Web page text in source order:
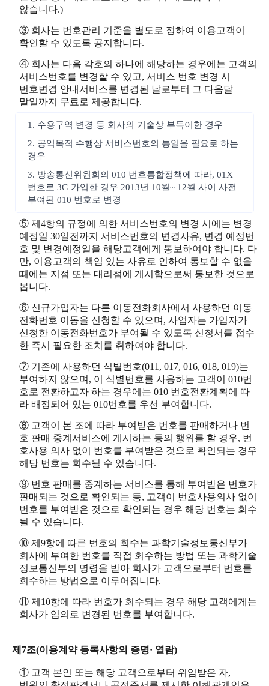
않습니다.)
③ 회사는 번호관리 기준을 별도로 정하여 이용고객이
확인할 수 있도록 공지합니다.
④ 회사는 다음 각호의 하나에 해당하는 경우에는 고객의
서비스번호를 변경할 수 있고, 서비스 번호 변경 시
번호변경 안내서비스를 변경된 날로부터 그 다음달
말일까지 무료로 제공합니다.
1. 수용구역 변경 등 회사의 기술상 부득이한 경우
2. 공익목적 수행상 서비스번호의 통일을 필요로 하는
경우
3. 방송통신위원회의 010 번호통합정책에 따라, 01X
번호로 3G 가입한 경우 2013년 10월~ 12월 사이 사전
부여된 010 번호로 변경
⑤ 제4항의 규정에 의한 서비스번호의 변경 시에는 변경
예정일 30일전까지 서비스번호의 변경사유, 변경 예정번
호 및 변경예정일을 해당고객에게 통보하여야 합니다. 다
만, 이용고객의 책임 있는 사유로 인하여 통보할 수 없을
때에는 지점 또는 대리점에 게시함으로써 통보한 것으로
봅니다.
⑥ 신규가입자는 다른 이동전화회사에서 사용하던 이동
전화번호 이동을 신청할 수 있으며, 사업자는 가입자가
신청한 이동전화번호가 부여될 수 있도록 신청서를 접수
한 즉시 필요한 조치를 취하여야 합니다.
⑦ 기존에 사용하던 식별번호(011, 017, 016, 018, 019)는
부여하지 않으며, 이 식별번호를 사용하는 고객이 010번
호로 전환하고자 하는 경우에는 010 번호전환계획에 따
라 배정되어 있는 010번호를 우선 부여합니다.
⑧ 고객이 본 조에 따라 부여받은 번호를 판매하거나 번
호 판매 중계서비스에 게시하는 등의 행위를 할 경우, 번
호사용 의사 없이 번호를 부여받은 것으로 확인되는 경우
해당 번호는 회수될 수 있습니다.
⑨ 번호 판매를 중계하는 서비스를 통해 부여받은 번호가
판매되는 것으로 확인되는 등, 고객이 번호사용의사 없이
번호를 부여받은 것으로 확인되는 경우 해당 번호는 회수
될 수 있습니다.
⑩ 제9항에 따른 번호의 회수는 과학기술정보통신부가
회사에 부여한 번호를 직접 회수하는 방법 또는 과학기술
정보통신부의 명령을 받아 회사가 고객으로부터 번호를
회수하는 방법으로 이루어집니다.
⑪ 제10항에 따라 번호가 회수되는 경우 해당 고객에게는
회사가 임의로 변경된 번호를 부여합니다.
제7조(이용계약 등록사항의 증명· 열람)
① 고객 본인 또는 해당 고객으로부터 위임받은 자,